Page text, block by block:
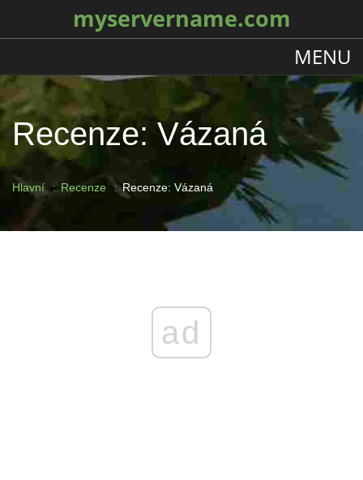
myservername.com
MENU
Recenze: Vázaná
Hlavní Recenze Recenze: Vázaná
ad